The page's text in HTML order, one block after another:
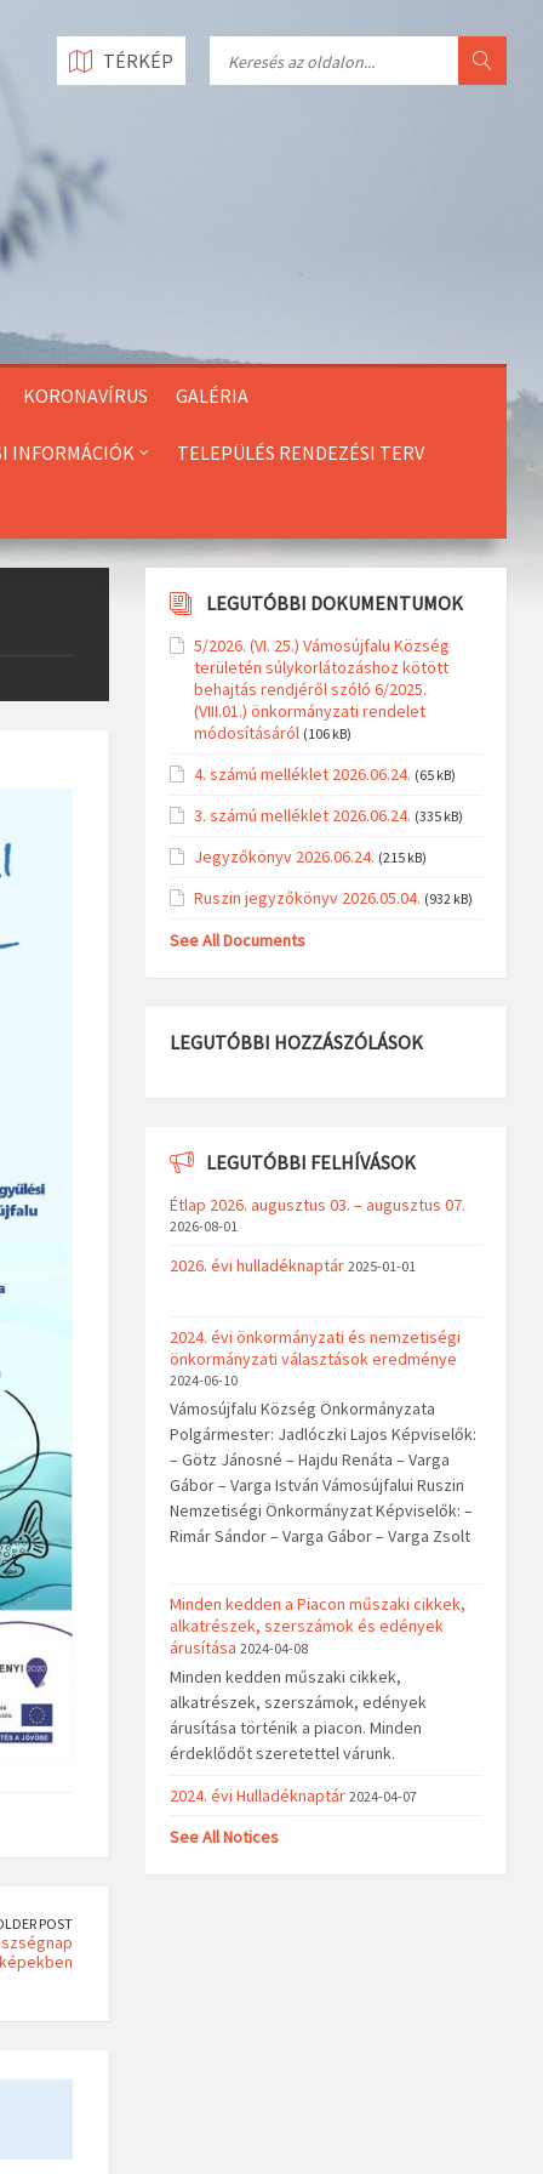
KORONAVÍRUS GALÉRIA
INFORMÁCIÓK TELEPÜLÉS RENDEZÉSI TERV
TÉRKÉP
POST
képekben
LEGUTÓBBI DOKUMENTUMOK
5/2026. (VI. 25.) Vámosújfalu Község
területén súlykorlátozáshoz kötött
behajtás rendjéről szóló 6/2025.
(VIII.01.) önkormányzati rendelet
módosításáról (106 kB)
4. számú melléklet 2026.06.24. (65 kB)
3. számú melléklet 2026.06.24. (335 kB)
Jegyzőkönyv 2026.06.24. (215 kB)
Ruszin jegyzőkönyv 2026.05.04. (932 kB)
See All Documents
LEGUTÓBBI HOZZÁSZÓLÁSOK
LEGUTÓBBI FELHÍVÁSOK
Étlap 2026. augusztus 03. – augusztus 07.
2026-08-01
2026. évi hulladéknaptár 2025-01-01
2024. évi önkormányzati és nemzetiségi
önkormányzati választások eredménye
2024-06-10
Vámosújfalu Község Önkormányzata
Polgármester: Jadlóczki Lajos Képviselők:
– Götz Jánosné – Hajdu Renáta – Varga
Gábor – Varga István Vámosújfalui Ruszin
Nemzetiségi Önkormányzat Képviselők: –
Rimár Sándor – Varga Gábor – Varga Zsolt
Minden kedden a Piacon műszaki cikkek,
alkatrészek, szerszámok és edények
árusítása 2024-04-08
Minden kedden műszaki cikkek,
alkatrészek, szerszámok, edények
árusítása történik a piacon. Minden
érdeklődőt szeretettel várunk.
2024. évi Hulladéknaptár 2024-04-07
See All Notices